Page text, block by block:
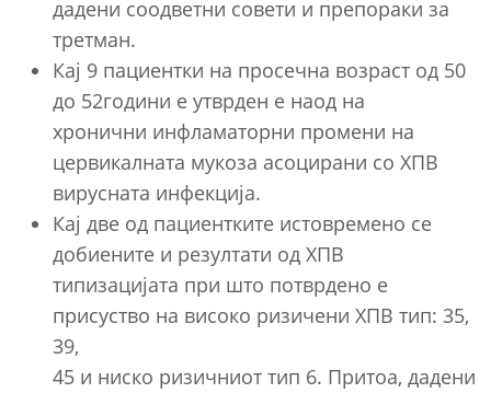
дадени соодветни совети и препораки за
третман.
Кај 9 пациентки на просечна возраст од 50
до 52години е утврден е наод на
хронични инфламаторни промени на
цервикалната мукоза асоцирани со ХПВ
вирусната инфекција.
Кај две од пациентките истовремено се
добиените и резултати од ХПВ
типизацијата при што потврдено е
присуство на високо ризичени ХПВ тип: 35,
39,
45 и ниско ризичниот тип 6. Притоа, дадени